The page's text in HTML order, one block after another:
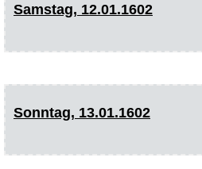
Samstag, 12.01.1602
Sonntag, 13.01.1602